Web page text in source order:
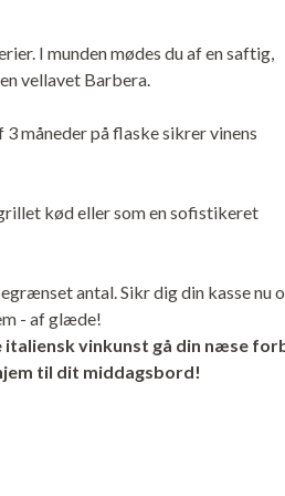
I munden mødes du af en saftig,
vellavet Barbera.
måneder på flaske sikrer vinens
kød eller som en sofistikeret
antal. Sikr dig din kasse nu
- af glæde!
italiensk vinkunst gå din næse
til dit middagsbord!